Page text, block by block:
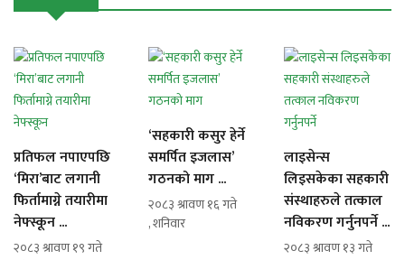
प्रतिफल नपाएपछि
‘मिरा’बाट लगानी
फिर्तामाग्ने तयारीमा
नेफ्स्कून ...
२०८३ श्रावण १९ गते
‘सहकारी कसुर हेर्ने
समर्पित इजलास’
गठनको माग ...
२०८३ श्रावण १६ गते
, शनिवार
लाइसेन्स
लिइसकेका सहकारी
संस्थाहरुले तत्काल
नविकरण गर्नुनपर्ने ...
२०८३ श्रावण १३ गते